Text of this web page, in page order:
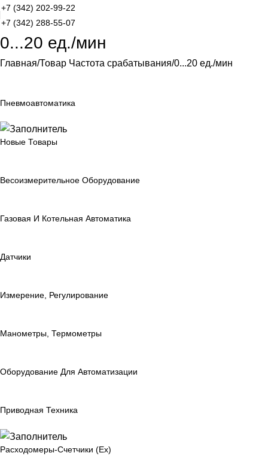
+7 (342) 202-99-22
+7 (342) 288-55-07
0...20 ед./мин
Главная Товар Частота срабатывания 0...20 ед./мин
Пневмоавтоматика
Новые Товары
Весоизмерительное Оборудование
Газовая И Котельная Автоматика
Датчики
Измерение, Регулирование
Манометры, Термометры
Оборудование Для Автоматизации
Приводная Техника
Расходомеры-Счетчики (Ex)